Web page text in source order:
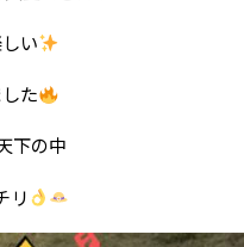
い
た
下の中
リ